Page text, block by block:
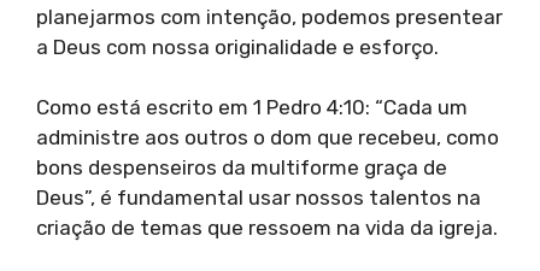
planejarmos com intenção, podemos presentear
a Deus com nossa originalidade e esforço.
Como está escrito em 1 Pedro 4:10: “Cada um
administre aos outros o dom que recebeu, como
bons despenseiros da multiforme graça de
Deus”, é fundamental usar nossos talentos na
criação de temas que ressoem na vida da igreja.